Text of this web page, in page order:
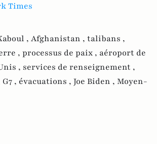
Times
, Afghanistan , talibans ,
, processus de paix , aéroport de
, services de renseignement ,
G7 , évacuations , Joe Biden , Moyen-